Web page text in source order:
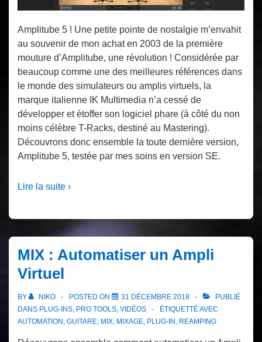
Amplitube 5 ! Une petite pointe de nostalgie m’envahit
au souvenir de mon achat en 2003 de la première
mouture d’Amplitube, une révolution ! Considérée par
beaucoup comme une des meilleures références dans
le monde des simulateurs ou amplis virtuels, la
marque italienne IK Multimedia n’a cessé de
développer et étoffer son logiciel phare (à côté du non
moins célèbre T-Racks, destiné au Mastering).
Découvrons donc ensemble la toute dernière version,
Amplitube 5, testée par mes soins en version SE.
Lire la suite ›
MIX : Automatiser un Ampli
Virtuel
BY NIKO POSTED ON 31 DÉCEMBRE 2018
PUBLIÉ
DANS PLUG-INS, PRO TOOLS, VIDÉOS
ÉTIQUETTÉ AVEC
AUTOMATION , GUITARE, MIX, MIXAGE, PLUG-IN , REAMPING